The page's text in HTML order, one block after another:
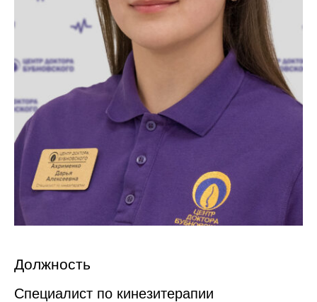
Должность
Специалист по кинезитерапии